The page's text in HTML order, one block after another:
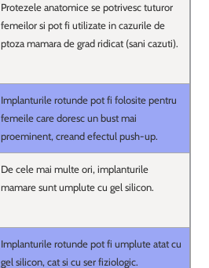
Protezele anatomice se potrivesc tuturor
femeilor si pot fi utilizate in cazurile de
ptoza mamara de grad ridicat (sani cazuti).
Implanturile rotunde pot fi folosite pentru
femeile care doresc un bust mai
proeminent, creand efectul push-up.
De cele mai multe ori, implanturile
mamare sunt umplute cu gel silicon.
Implanturile rotunde pot fi umplute atat cu
gel silicon, cat si cu ser fiziologic.